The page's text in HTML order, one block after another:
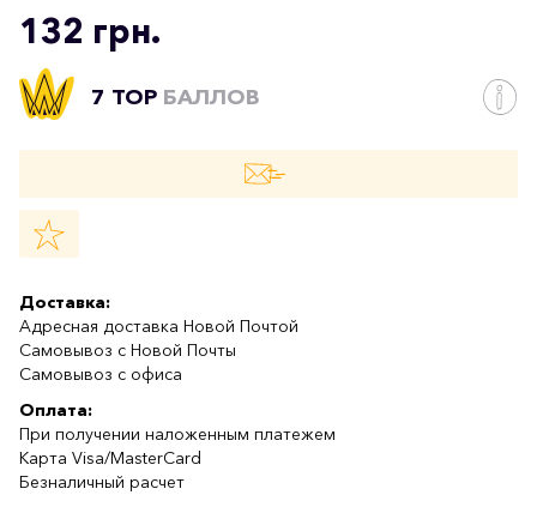
132 грн.
7 TOP БАЛЛОВ
Доставка:
Адресная доставка Новой Почтой
Самовывоз с Новой Почты
Самовывоз с офиса
Оплата:
При получении наложенным платежем
Карта Visa/MasterCard
Безналичный расчет